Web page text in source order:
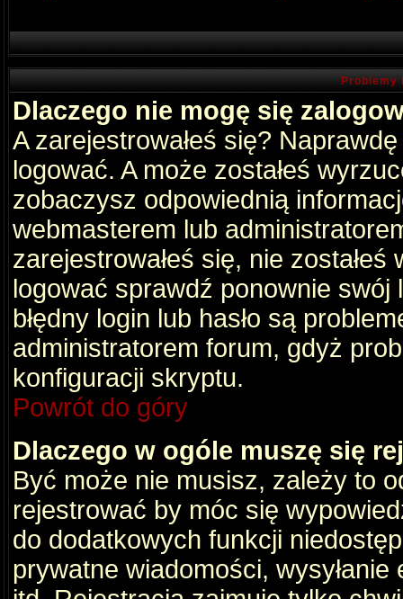
Problemy
Dlaczego nie mogę się
A zarejestrowałeś się?
logować. A może zostałeś
zobaczysz odpowiednią
webmasterem lub
zarejestrowałeś się, nie
logować sprawdź ponownie swój
błędny login lub hasło są
administratorem forum, gdyż
konfiguracji skryptu.
Powrót do góry
Dlaczego w ogóle muszę się
Być może nie musisz, zależy to
rejestrować by móc się
do dodatkowych funkcji
prywatne wiadomości,